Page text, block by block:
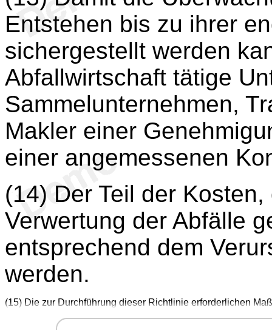
Entstehen bis zu ihrer
sichergestellt werden
Abfallwirtschaft tätige
Sammelunternehmen,
Makler einer
einer angemessenen
(14) Der Teil der
Verwertung der Abfälle
entsprechend dem
werden.
(15) Die zur Durchführung dieser Richtlinie erforderlichen